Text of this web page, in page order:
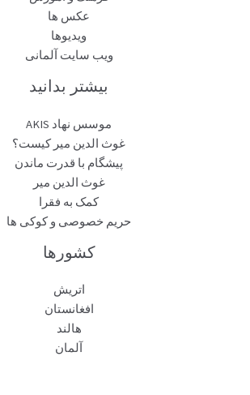
عکس ها
ویدیوها
ویب سایت آلمانی
بیشتر بدانید
موسس نهاد AKIS
غوث الدین میر کیست؟
پیشگام با قدرت ماندن
غوث الدین میر
کمک به فقرا
حریم خصوصی و کوکی ها
کشورها
اتریش
افغانستان
هالند
آلمان